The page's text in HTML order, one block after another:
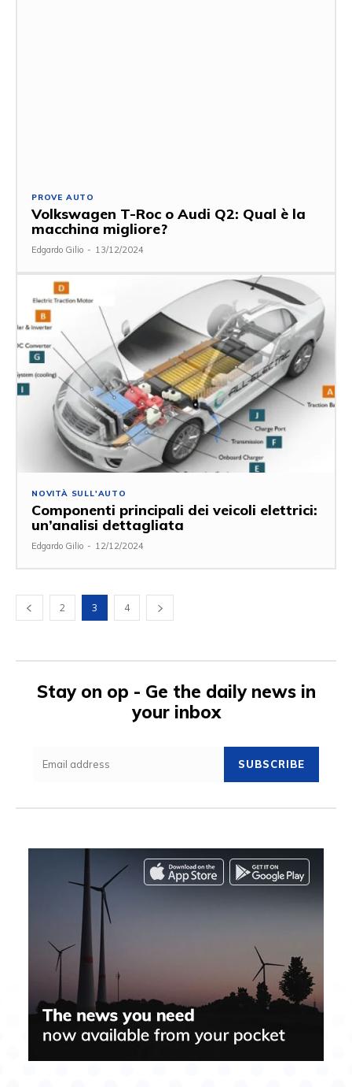
PROVE AUTO
Volkswagen T-Roc o Audi Q2: Qual è la
macchina migliore?
Edgardo Gilio - 13/12/2024
NOVITÀ SULL'AUTO
Componenti principali dei veicoli elettrici:
un’analisi dettagliata
Edgardo Gilio - 12/12/2024
2 3 4
Stay on op - Ge the daily news in
your inbox
SUBSCRIBE